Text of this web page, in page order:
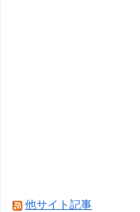
とメルセデスのア
他サイト記事